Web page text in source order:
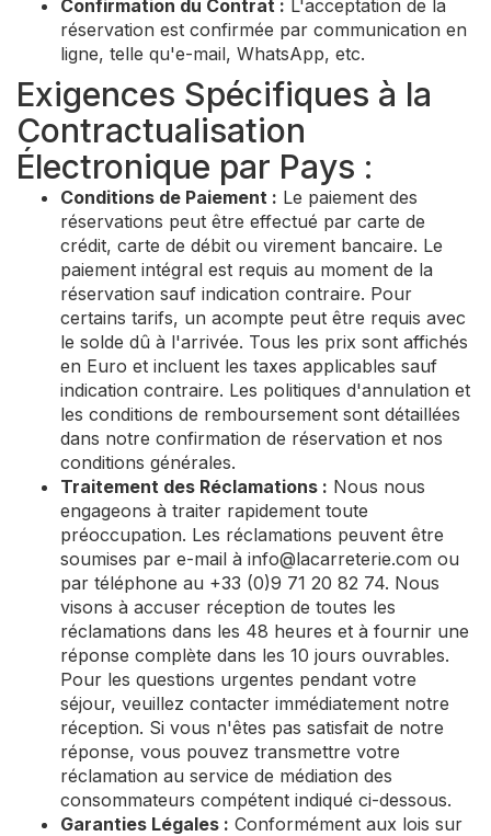
Confirmation du Contrat : L'acceptation de la
réservation est confirmée par communication en
ligne, telle qu'e-mail, WhatsApp, etc.
Exigences Spécifiques à la
Contractualisation
Électronique par Pays :
Conditions de Paiement : Le paiement des
réservations peut être effectué par carte de
crédit, carte de débit ou virement bancaire. Le
paiement intégral est requis au moment de la
réservation sauf indication contraire. Pour
certains tarifs, un acompte peut être requis avec
le solde dû à l'arrivée. Tous les prix sont affichés
en Euro et incluent les taxes applicables sauf
indication contraire. Les politiques d'annulation et
les conditions de remboursement sont détaillées
dans notre confirmation de réservation et nos
conditions générales.
Traitement des Réclamations : Nous nous
engageons à traiter rapidement toute
préoccupation. Les réclamations peuvent être
soumises par e-mail à info@lacarreterie.com ou
par téléphone au +33 (0)9 71 20 82 74. Nous
visons à accuser réception de toutes les
réclamations dans les 48 heures et à fournir une
réponse complète dans les 10 jours ouvrables.
Pour les questions urgentes pendant votre
séjour, veuillez contacter immédiatement notre
réception. Si vous n'êtes pas satisfait de notre
réponse, vous pouvez transmettre votre
réclamation au service de médiation des
consommateurs compétent indiqué ci-dessous.
Garanties Légales : Conformément aux lois sur